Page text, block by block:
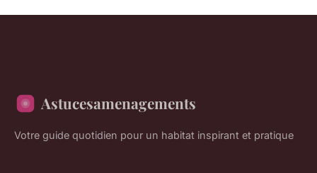
Astucesamenagements
Votre guide quotidien pour un habitat inspirant et pratique